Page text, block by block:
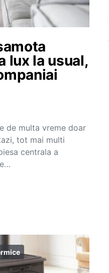
lux la usual,
de multa vreme doar
tot mai multi
centrala a